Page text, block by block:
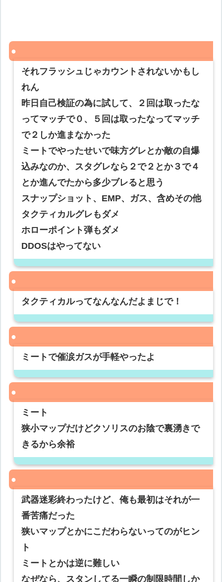
それフラッシュじゃカウントされないかもし
れん
昨日自己検証の為に試して、２回は取ったな
ってマッチで０、５回は取ったなってマッチ
で２しか進まなかった
ミートでやったせいで味方グレとか敵の自爆
込みなのか、スタグレなら２で２とか３で４
とか進んでたから多少ブレると思う
スナップショット、EMP、ガス、含めその他
タクティカルグレもダメ
ホローポイント弾もダメ
DDOSはやってない
タクティカルってなんなんだよまじで！
ミートで催涙ガスが手軽やったよ
ミート
狭小マップだけどクソリスのお陰で裏湧きで
きるから余裕
武器迷彩終わったけど、俺も最初はそれが一
番苦痛だった
狭いマップとかにこだわらないってのがヒン
ト
ミートとかは逆に難しい
なぜなら、スタンしてる一瞬の制限時間しか